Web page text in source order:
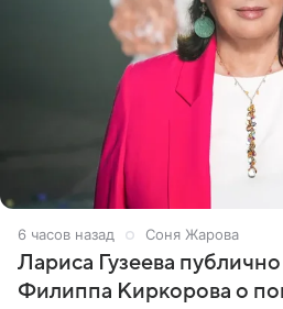
6 часов назад Соня Жарова
Лариса Гузеева
Филиппа Киркорова о